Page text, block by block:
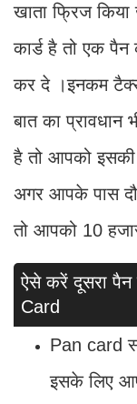
खाता फ्रिज
कार्ड है तो एक
कर दे ।इनकम
बात का
है तो आपको इसकी
अगर आपके पास
तो आपको 10
ऐसे करें दूसरा
Card
Pan card
इसके लिए